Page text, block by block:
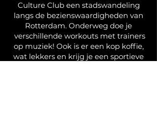
Culture Club een stadswandeling
langs de bezienswaardigheden van
Rotterdam. Onderweg doe je
verschillende workouts met trainers
op muziek! Ook is er een kop koffie,
wat lekkers en krijg je een sportieve